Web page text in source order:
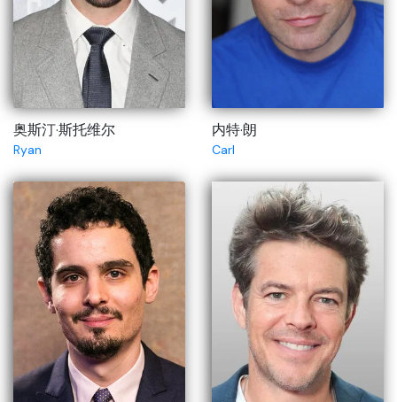
奥斯汀·斯托维尔
Ryan
内特·朗
Carl